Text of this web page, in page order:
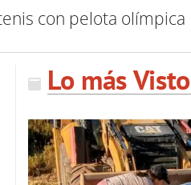
con pelota olímpica
Lo más Visto